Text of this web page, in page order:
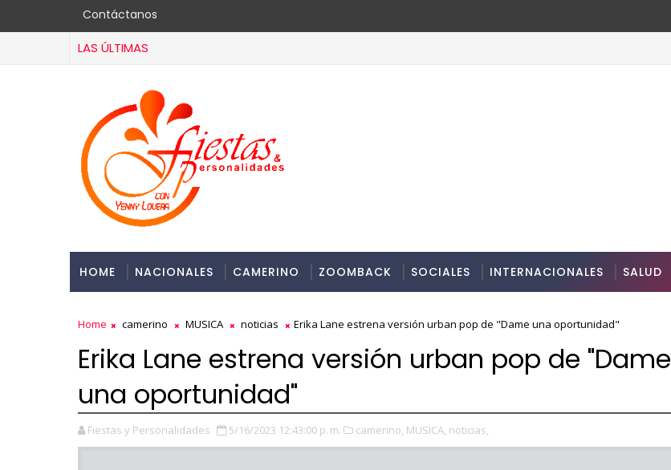
Contáctanos
LAS ÚLTIMAS
HOME NACIONALES CAMERINO ZOOMBACK SOCIALES INTERNACIONALES SALUD
Home camerino MUSICA noticias Erika Lane estrena versión urban pop de "Dame una oportunidad"
Erika Lane estrena versión urban pop de "Dame
una oportunidad"
Fiestas y Personalidades 5/16/2023 12:43:00 p. m. camerino, MUSICA, noticias,